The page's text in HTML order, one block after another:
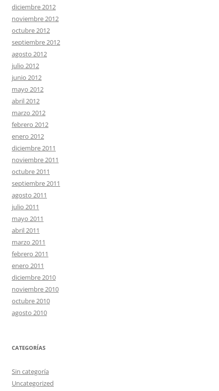
diciembre 2012
noviembre 2012
octubre 2012
septiembre 2012
agosto 2012
julio 2012
junio 2012
mayo 2012
abril 2012
marzo 2012
febrero 2012
enero 2012
diciembre 2011
noviembre 2011
octubre 2011
septiembre 2011
agosto 2011
julio 2011
mayo 2011
abril 2011
marzo 2011
febrero 2011
enero 2011
diciembre 2010
noviembre 2010
octubre 2010
agosto 2010
CATEGORÍAS
Sin categoría
Uncategorized